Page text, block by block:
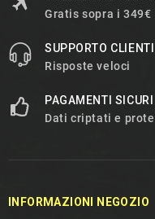
Gratis sopra i 349€
SUPPORTO CLIENTI
Risposte veloci
PAGAMENTI SICURI
Dati criptati e
INFORMAZIONI NEGOZIO